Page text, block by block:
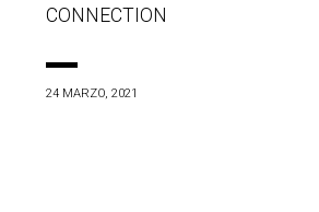
CONNECTION
24 MARZO, 2021